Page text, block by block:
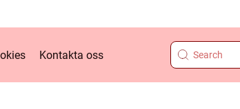
Kontakta oss